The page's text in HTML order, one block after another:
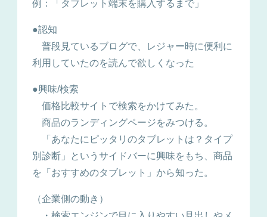
例：「タブレット端末を購入するまで」
●認知
普段見ているブログで、レジャー時に便利に
利用していたのを読んで欲しくなった
●興味/検索
価格比較サイトで検索をかけてみた。
商品のランディングページをみつける。
「あなたにピッタリのタブレットは？タイプ
別診断」というサイドバーに興味をもち、商品
を「おすすめのタブレット」から知った。
（企業側の動き）